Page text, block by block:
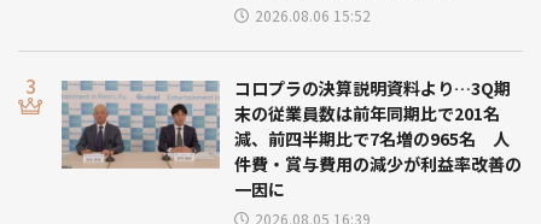
2026.08.06 15:52
コロプラの決算説明資料より…3Q期
末の従業員数は前年同期比で201名
減、前四半期比で7名増の965名 人
件費・賞与費用の減少が利益率改善の
一因に
2026.08.05 16:39